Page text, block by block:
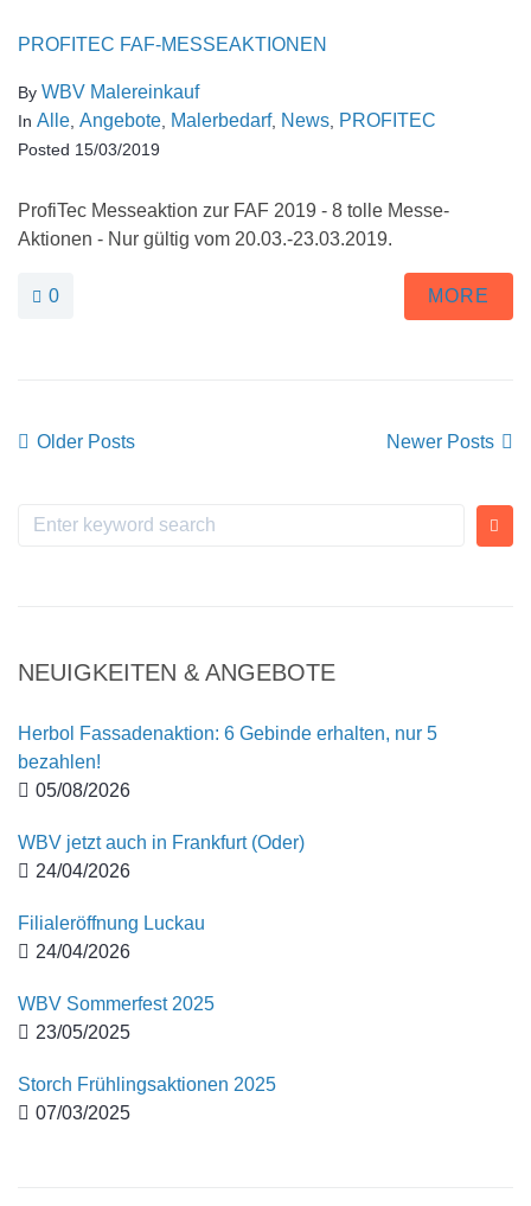
PROFITEC FAF-MESSEAKTIONEN
By WBV Malereinkauf
In Alle Angebote Malerbedarf, News PROFITEC
Posted 15/03/2019
ProfiTec Messeaktion zur FAF 2019 - 8 tolle Messe-
Aktionen - Nur gültig vom 20.03.-23.03.2019.
0 MORE
Older Posts Newer Posts
NEUIGKEITEN & ANGEBOTE
Herbol Fassadenaktion: 6 Gebinde erhalten, nur 5
bezahlen!
05/08/2026
WBV jetzt auch in Frankfurt (Oder)
24/04/2026
Filialeröffnung Luckau
24/04/2026
WBV Sommerfest 2025
23/05/2025
Storch Frühlingsaktionen 2025
07/03/2025